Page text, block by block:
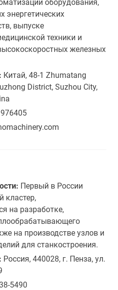
оборудования,
энергетических
выпуске
техники и
железных
Китай, 48-1 Zhumatang
District, Suzhou City,
Первый в России
кластер,
на разработке,
на производстве узлов и
для станкостроения.
Россия, 440028, г. Пенза, ул.
5490